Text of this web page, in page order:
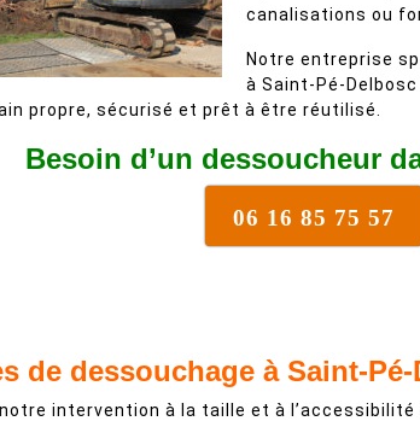
canalisations ou
Notre entreprise
à Saint-Pé-
propre, sécurisé et prêt à être réutilisé.
Besoin d’un dessoucheur
06 16 85 75 57
de dessouchage à Saint-
intervention à la taille et à l’accessibilité